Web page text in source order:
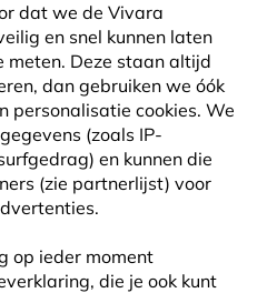
dat we de Vivara
en snel kunnen laten
Deze staan altijd
dan gebruiken we óók
personalisatie cookies. We
(zoals IP-
en kunnen die
(zie partnerlijst) voor
op ieder moment
die je ook kunt